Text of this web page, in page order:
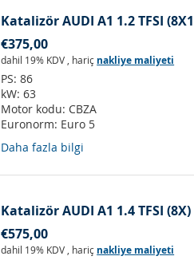
Katalizör AUDI A1 1.2 TFSI
€375,00
dahil 19% KDV , hariç nakliye maliyeti
PS:86
kW:63
Motor kodu: CBZA
Euronorm: Euro 5
Daha fazla bilgi
Katalizör AUDI A1 1.4 TFSI (8X)
€575,00
dahil 19% KDV , hariç nakliye maliyeti